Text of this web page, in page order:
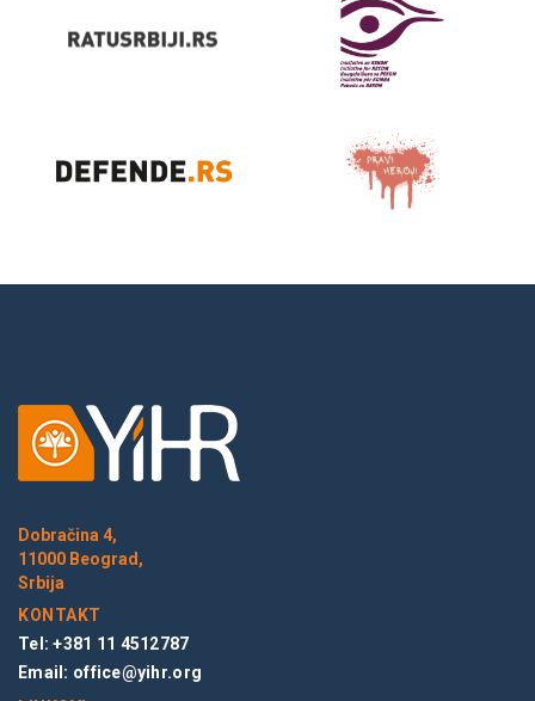
Dobračina 4,
11000 Beograd,
Srbija
KONTAKT
Tel: +381 11 4512787
Email: office@yihr.org